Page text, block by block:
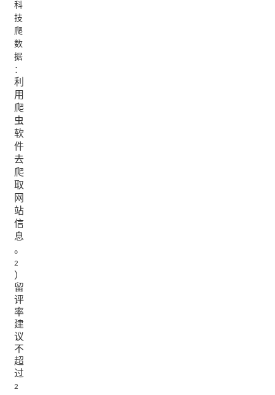
科
技
爬
数
据
：
利
用
爬
虫
软
件
去
爬
取
网
站
信
息
。
2
）
留
评
率
建
议
不
超
过
2